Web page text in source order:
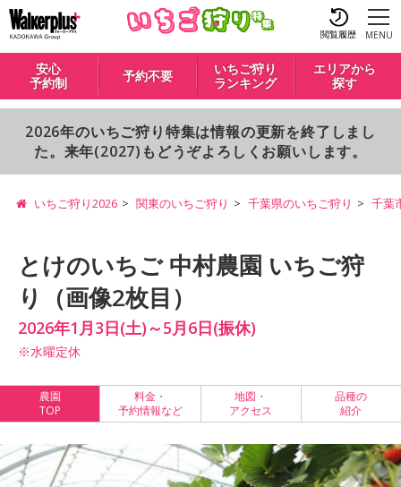
閲覧履歴 MENU
安心
予約制
予約不要
いちご狩り
ランキング
エリアから
探す
2026年のいちご狩り特集は情報の更新を終了しまし
た。来年(2027)もどうぞよろしくお願いします。
いちご狩り2026 関東のいちご狩り 千葉県のいちご狩り 千葉
とけのいちご 中村農園 いちご狩
り（画像2枚目）
2026年1月3日(土)～5月6日(振休)
※水曜定休
農園
TOP
料金・
予約情報など
地図・
アクセス
品種の
紹介